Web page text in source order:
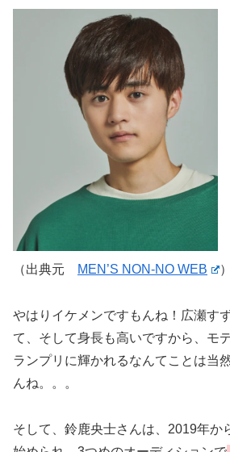
（出典元 MEN’S NON-NO WEB ）
やはりイケメンですもんね！広瀬す
て、そして身長も高いですから、モ
ランプリに輝かれるなんてことは当
んね。。。
そして、鈴鹿央士さんは、2019年か